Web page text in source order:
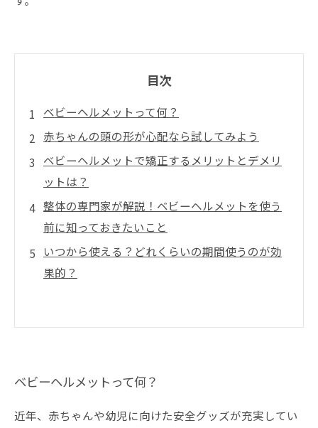
目次
ベビーヘルメットって何？
赤ちゃんの頭の形が心配なら試してみよう
ベビーヘルメットで矯正するメリットとデメリ
ットは？
整体の専門家が解説！ベビーヘルメットを使う
前に知っておきたいこと
いつから使える？どれくらいの期間使うのが効
果的？
ベビーヘルメットって何？
近年、赤ちゃんや幼児に向けた安全グッズが充実してい